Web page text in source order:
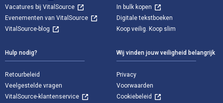
Vacatures bij VitalSource
Evenementen van VitalSource
VitalSource-blog
In bulk kopen
Digitale tekstboeken
Koop veilig. Koop slim
Hulp nodig?
Retourbeleid
Veelgestelde vragen
VitalSource-klantenservice
Wij vinden jouw veiligheid belangrijk
Privacy
Voorwaarden
Cookiebeleid